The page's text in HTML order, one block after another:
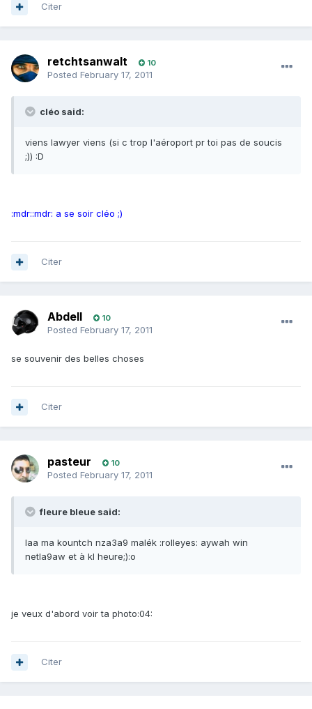
Citer
retchtsanwalt 10
Posted February 17, 2011
cléo said:
viens lawyer viens (si c trop l'aéroport pr toi pas de soucis
;)) :D
:mdr::mdr: a se soir cléo ;)
Citer
Abdell 10
Posted February 17, 2011
se souvenir des belles choses
Citer
pasteur 10
Posted February 17, 2011
fleure bleue said:
laa ma kountch nza3a9 malék :rolleyes: aywah win
netla9aw et à kl heure;):o
je veux d'abord voir ta photo:04:
Citer